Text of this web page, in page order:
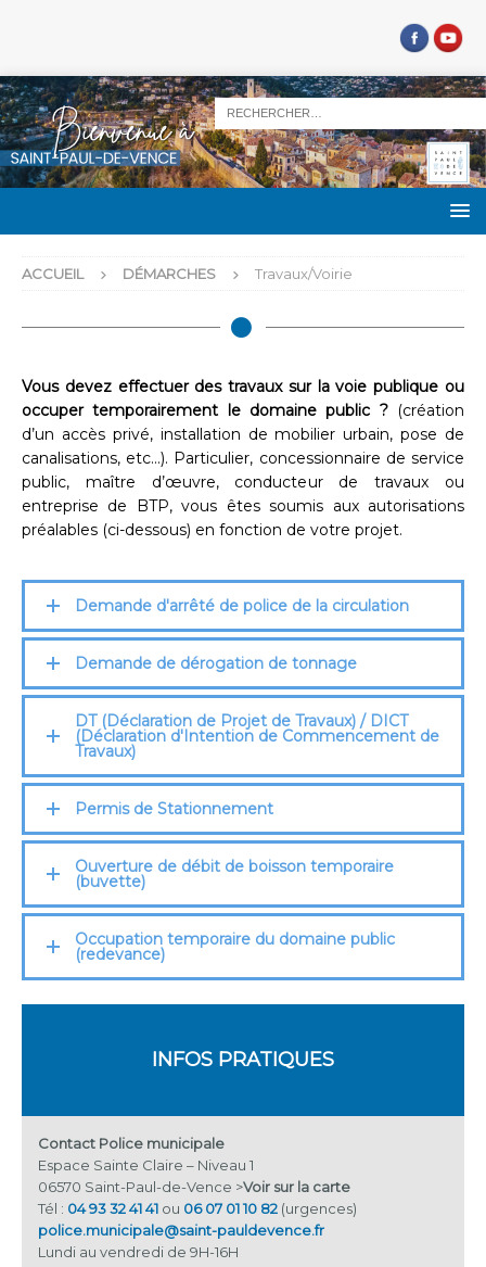
ACCUEIL DÉMARCHES Travaux/Voirie
Vous devez effectuer des travaux sur la voie publique ou
occuper temporairement le domaine public ? (création
d’un accès privé, installation de mobilier urbain, pose de
canalisations, etc…). Particulier, concessionnaire de service
public, maître d’œuvre, conducteur de travaux ou
entreprise de BTP, vous êtes soumis aux autorisations
préalables (ci-dessous) en fonction de votre projet.
Demande d'arrêté de police de la circulation
Demande de dérogation de tonnage
DT (Déclaration de Projet de Travaux) / DICT
(Déclaration d'Intention de Commencement de
Travaux)
Permis de Stationnement
Ouverture de débit de boisson temporaire
(buvette)
Occupation temporaire du domaine public
(redevance)
INFOS PRATIQUES
Contact Police municipale
Espace Sainte Claire – Niveau 1
06570 Saint-Paul-de-Vence >Voir sur la carte
Tél : 04 93 32 41 41 ou 06 07 01 10 82 (urgences)
police.municipale@saint-pauldevence.fr
Lundi au vendredi de 9H-16H